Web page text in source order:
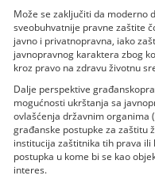
Može se zaključiti da moderno
sveobuhvatnije pravne zaštite
javno i privatnopravna, iako
javnopravnog karaktera zbog
kroz pravo na zdravu životnu
Dalje perspektive
mogućnosti ukrštanja sa
ovlašćenja državnim organima
građanske postupke za zaštitu
institucija zaštitnika tih prava
postupka u kome bi se kao
interes.